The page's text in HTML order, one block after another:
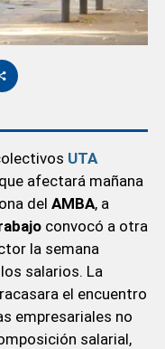
UTA
afectará mañana
del AMBA, a
convocó a otra
la semana
salarios. La
el encuentro
empresariales no
salarial,